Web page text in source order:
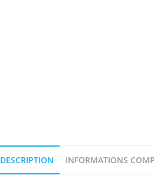
DESCRIPTION INFORMATIONS